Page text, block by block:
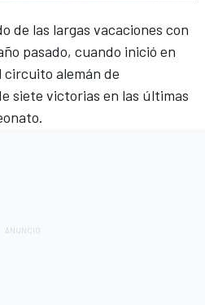
de las largas vacaciones con
pasado, cuando inició en
circuito alemán de
siete victorias en las últimas
.